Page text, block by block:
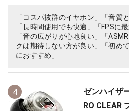
「コスパ抜群のイヤホン」「音質
「長時間使用でも快適」「FPSに
「音の広がりが心地良い」「
クは期待しない方が良い」「初め
におすすめ」
4
ゼンハイザ
RO CLEAR